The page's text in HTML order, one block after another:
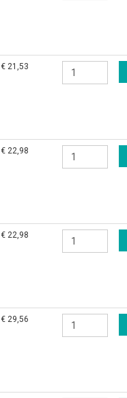
€ 21,53
€ 22,98
€ 22,98
€ 29,56